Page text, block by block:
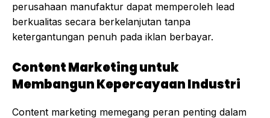
perusahaan manufaktur dapat memperoleh lead
berkualitas secara berkelanjutan tanpa
ketergantungan penuh pada iklan berbayar.
Content Marketing untuk
Membangun Kepercayaan Industri
Content marketing memegang peran penting dalam